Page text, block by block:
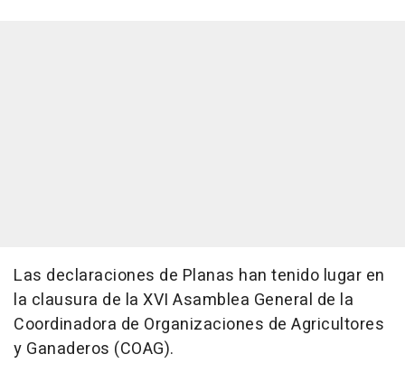
Las declaraciones de Planas han tenido lugar en
la clausura de la XVI Asamblea General de la
Coordinadora de Organizaciones de Agricultores
y Ganaderos (COAG).